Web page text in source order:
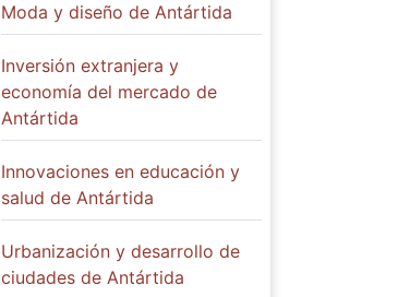
Moda y diseño de Antártida
Inversión extranjera y
economía del mercado de
Antártida
Innovaciones en educación y
salud de Antártida
Urbanización y desarrollo de
ciudades de Antártida